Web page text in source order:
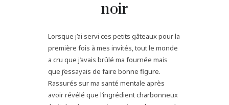
noir
Lorsque j’ai servi ces petits gâteaux pour la
première fois à mes invités, tout le monde
a cru que j’avais brûlé ma fournée mais
que j’essayais de faire bonne figure.
Rassurés sur ma santé mentale après
avoir révélé que l’ingrédient charbonneux